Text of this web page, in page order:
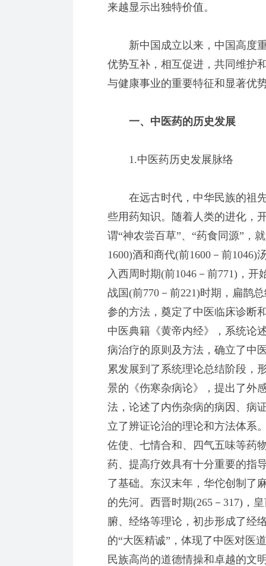
来越显示出独特价值。
新中国成立以来，中国高度重
优势互补，相互促进，共同维护
与健康事业的重要特征和显著优
一、中医药的历史发展
1.中医药历史发展脉络
在远古时代，中华民族的祖先
些用药知识。随着人类的进化，
谓“神农尝百草”、“药食同源”，
1600)酒和商代(前1600－前
入西周时期(前1046－前771)，
战国(前770－前221)时期，扁鹊
参的方法，奠定了中医临床诊断
中医典籍《黄帝内经》，系统论
病治疗的原则及方法，确立了中
累发展到了系统理论总结阶段，
景的《伤寒杂病论》，提出了外
法，论述了内伤杂病的病因、病
立了辨证论治的理论和方法体系
佐使、七情合和、四气五味等药
药、提高疗效具有十分重要的指
了基础。东汉末年，华佗创制了
的先河。西晋时期(265－317)，
腑、经络等理论，初步形成了经
的“大医精诚”，体现了中医对医
民族高尚的道德情操和卓越的文